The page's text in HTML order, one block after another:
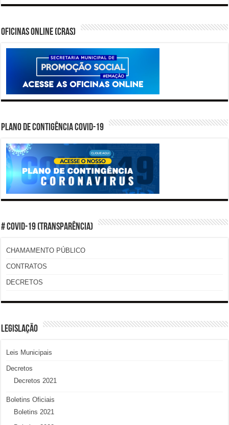
Oficinas Online (CRAS)
PLANO DE CONTIGÊNCIA COVID-19
# COVID-19 (TRANSPARÊNCIA)
CHAMAMENTO PÚBLICO
CONTRATOS
DECRETOS
LEGISLAÇÃO
Leis Municipais
Decretos
Decretos 2021
Boletins Oficiais
Boletins 2021